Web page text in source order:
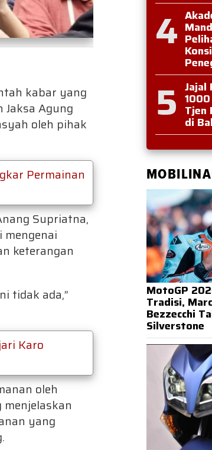
kabar yang
Agung
oleh pihak
Permainan
Supriatna,
keterangan
tidak ada,”
Karo
oleh
menjelaskan
yang
4
5 Jajal
Tjen
di
MotoGP
Tradisi,
Bezzecchi
Silverstone